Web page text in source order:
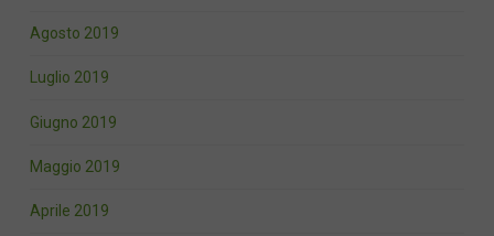
Agosto 2019
Luglio 2019
Giugno 2019
Maggio 2019
Aprile 2019